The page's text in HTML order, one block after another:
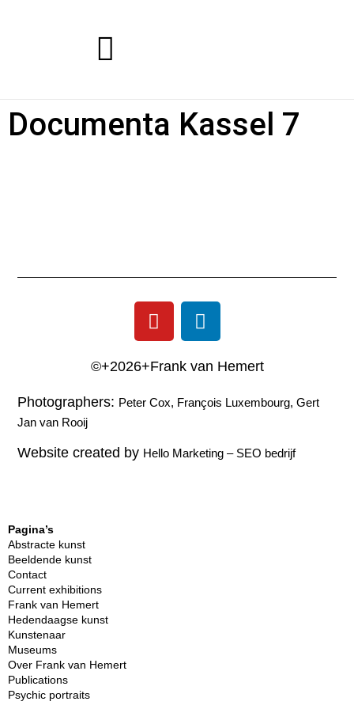
Documenta Kassel 7
©+2026+Frank van Hemert
Photographers: Peter Cox, François Luxembourg, Gert
Jan van Rooij
Website created by Hello Marketing – SEO bedrijf
Pagina’s
Abstracte kunst
Beeldende kunst
Contact
Current exhibitions
Frank van Hemert
Hedendaagse kunst
Kunstenaar
Museums
Over Frank van Hemert
Publications
Psychic portraits